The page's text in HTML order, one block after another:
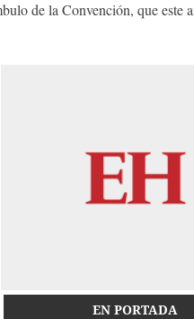
de la Convención, que este
EN PORTADA